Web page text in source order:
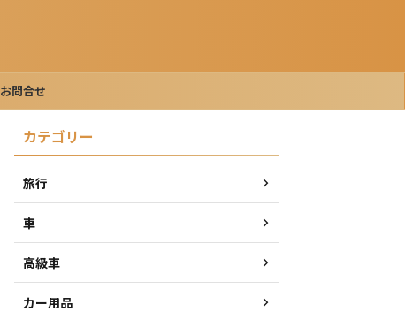
お問合せ
カテゴリー
旅行
車
高級車
カー用品